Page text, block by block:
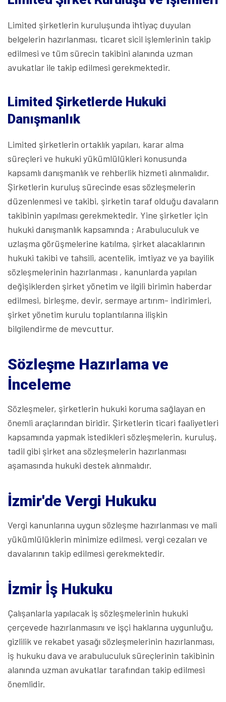
Limited şirketlerin kuruluşunda ihtiyaç duyulan
belgelerin hazırlanması, ticaret sicil işlemlerinin takip
edilmesi ve tüm sürecin takibini alanında uzman
avukatlar ile takip edilmesi gerekmektedir.
Limited Şirketlerde Hukuki
Danışmanlık
Limited şirketlerin ortaklık yapıları, karar alma
süreçleri ve hukuki yükümlülükleri konusunda
kapsamlı danışmanlık ve rehberlik hizmeti alınmalıdır.
Şirketlerin kuruluş sürecinde esas sözleşmelerin
düzenlenmesi ve takibi, şirketin taraf olduğu davaların
takibinin yapılması gerekmektedir. Yine şirketler için
hukuki danışmanlık kapsamında ; Arabuluculuk ve
uzlaşma görüşmelerine katılma, şirket alacaklarının
hukuki takibi ve tahsili, acentelik, imtiyaz ve ya bayilik
sözleşmelerinin hazırlanması , kanunlarda yapılan
değişiklerden şirket yönetim ve ilgili birimin haberdar
edilmesi, birleşme, devir, sermaye artırım- indirimleri,
şirket yönetim kurulu toplantılarına ilişkin
bilgilendirme de mevcuttur.
Sözleşme Hazırlama ve
İnceleme
Sözleşmeler, şirketlerin hukuki koruma sağlayan en
önemli araçlarından biridir. Şirketlerin ticari faaliyetleri
kapsamında yapmak istedikleri sözleşmelerin, kuruluş,
tadil gibi şirket ana sözleşmelerin hazırlanması
aşamasında hukuki destek alınmalıdır.
İzmir'de Vergi Hukuku
Vergi kanunlarına uygun sözleşme hazırlanması ve mali
yükümlülüklerin minimize edilmesi, vergi cezaları ve
davalarının takip edilmesi gerekmektedir.
İzmir İş Hukuku
Çalışanlarla yapılacak iş sözleşmelerinin hukuki
çerçevede hazırlanmasını ve işçi haklarına uygunluğu,
gizlilik ve rekabet yasağı sözleşmelerinin hazırlanması,
iş hukuku dava ve arabuluculuk süreçlerinin takibinin
alanında uzman avukatlar tarafından takip edilmesi
önemlidir.